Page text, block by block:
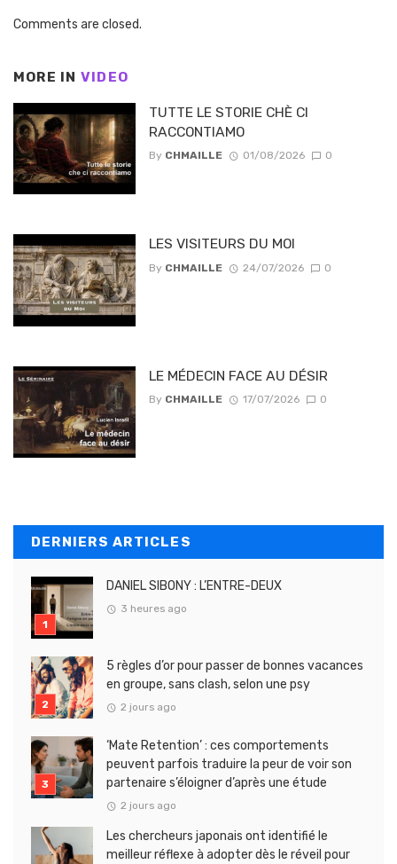
Comments are closed.
MORE IN VIDEO
TUTTE LE STORIE CHÈ CI
RACCONTIAMO
By CHMAILLE 01/08/2026 0
LES VISITEURS DU MOI
By CHMAILLE 24/07/2026 0
LE MÉDECIN FACE AU DÉSIR
By CHMAILLE 17/07/2026 0
DERNIERS ARTICLES
DANIEL SIBONY : L’ENTRE-DEUX
3 heures ago
5 règles d’or pour passer de bonnes vacances
en groupe, sans clash, selon une psy
2 jours ago
‘Mate Retention’ : ces comportements
peuvent parfois traduire la peur de voir son
partenaire s’éloigner d’après une étude
2 jours ago
Les chercheurs japonais ont identifié le
meilleur réflexe à adopter dès le réveil pour